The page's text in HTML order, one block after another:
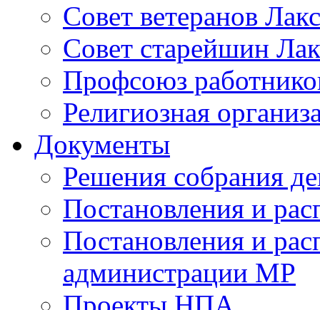
Совет ветеранов
Совет старейшин
Профсоюз
Религиозная
Документы
Решения собрания
Постановления и
Постановления и
администрации МР